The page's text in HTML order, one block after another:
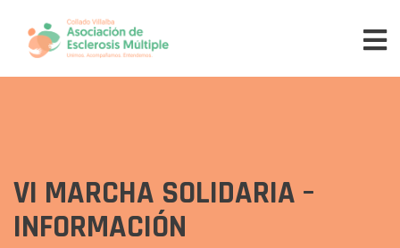
VI MARCHA SOLIDARIA –
INFORMACIÓN